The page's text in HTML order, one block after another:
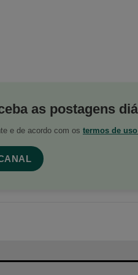
as postagens
e de acordo com os termos de uso